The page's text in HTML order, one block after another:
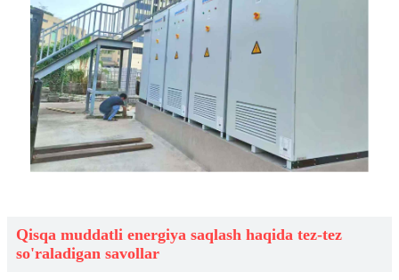
Qisqa muddatli energiya saqlash haqida tez-tez
so'raladigan savollar